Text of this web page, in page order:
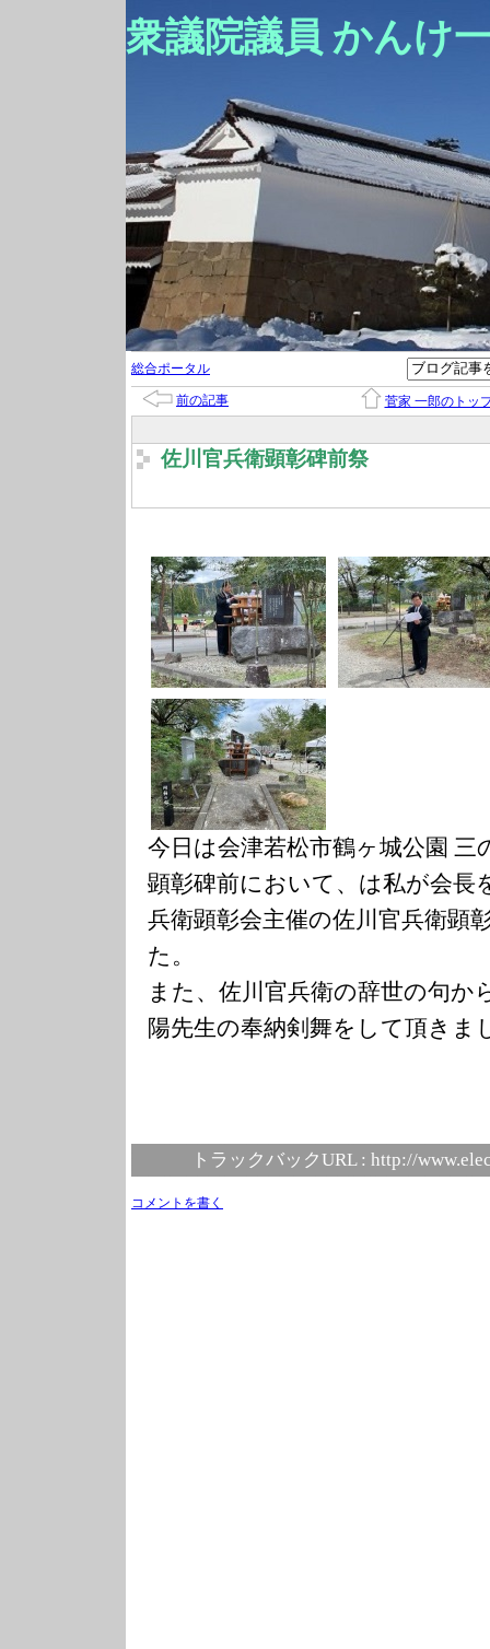
衆議院議員 かんけ
総合ポータル
前の記事 菅家 一郎のトッ
佐川官兵衛顕彰碑前祭
今日は会津若松市鶴ヶ城公園 三
顕彰碑前において、は私が会長
兵衛顕彰会主催の佐川官兵衛顕
た。
また、佐川官兵衛の辞世の句か
陽先生の奉納剣舞をして頂きま
トラックバックURL : http://
コメントを書く